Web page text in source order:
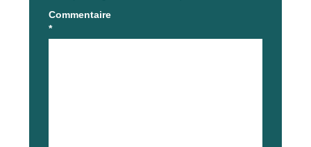
Commentaire
*